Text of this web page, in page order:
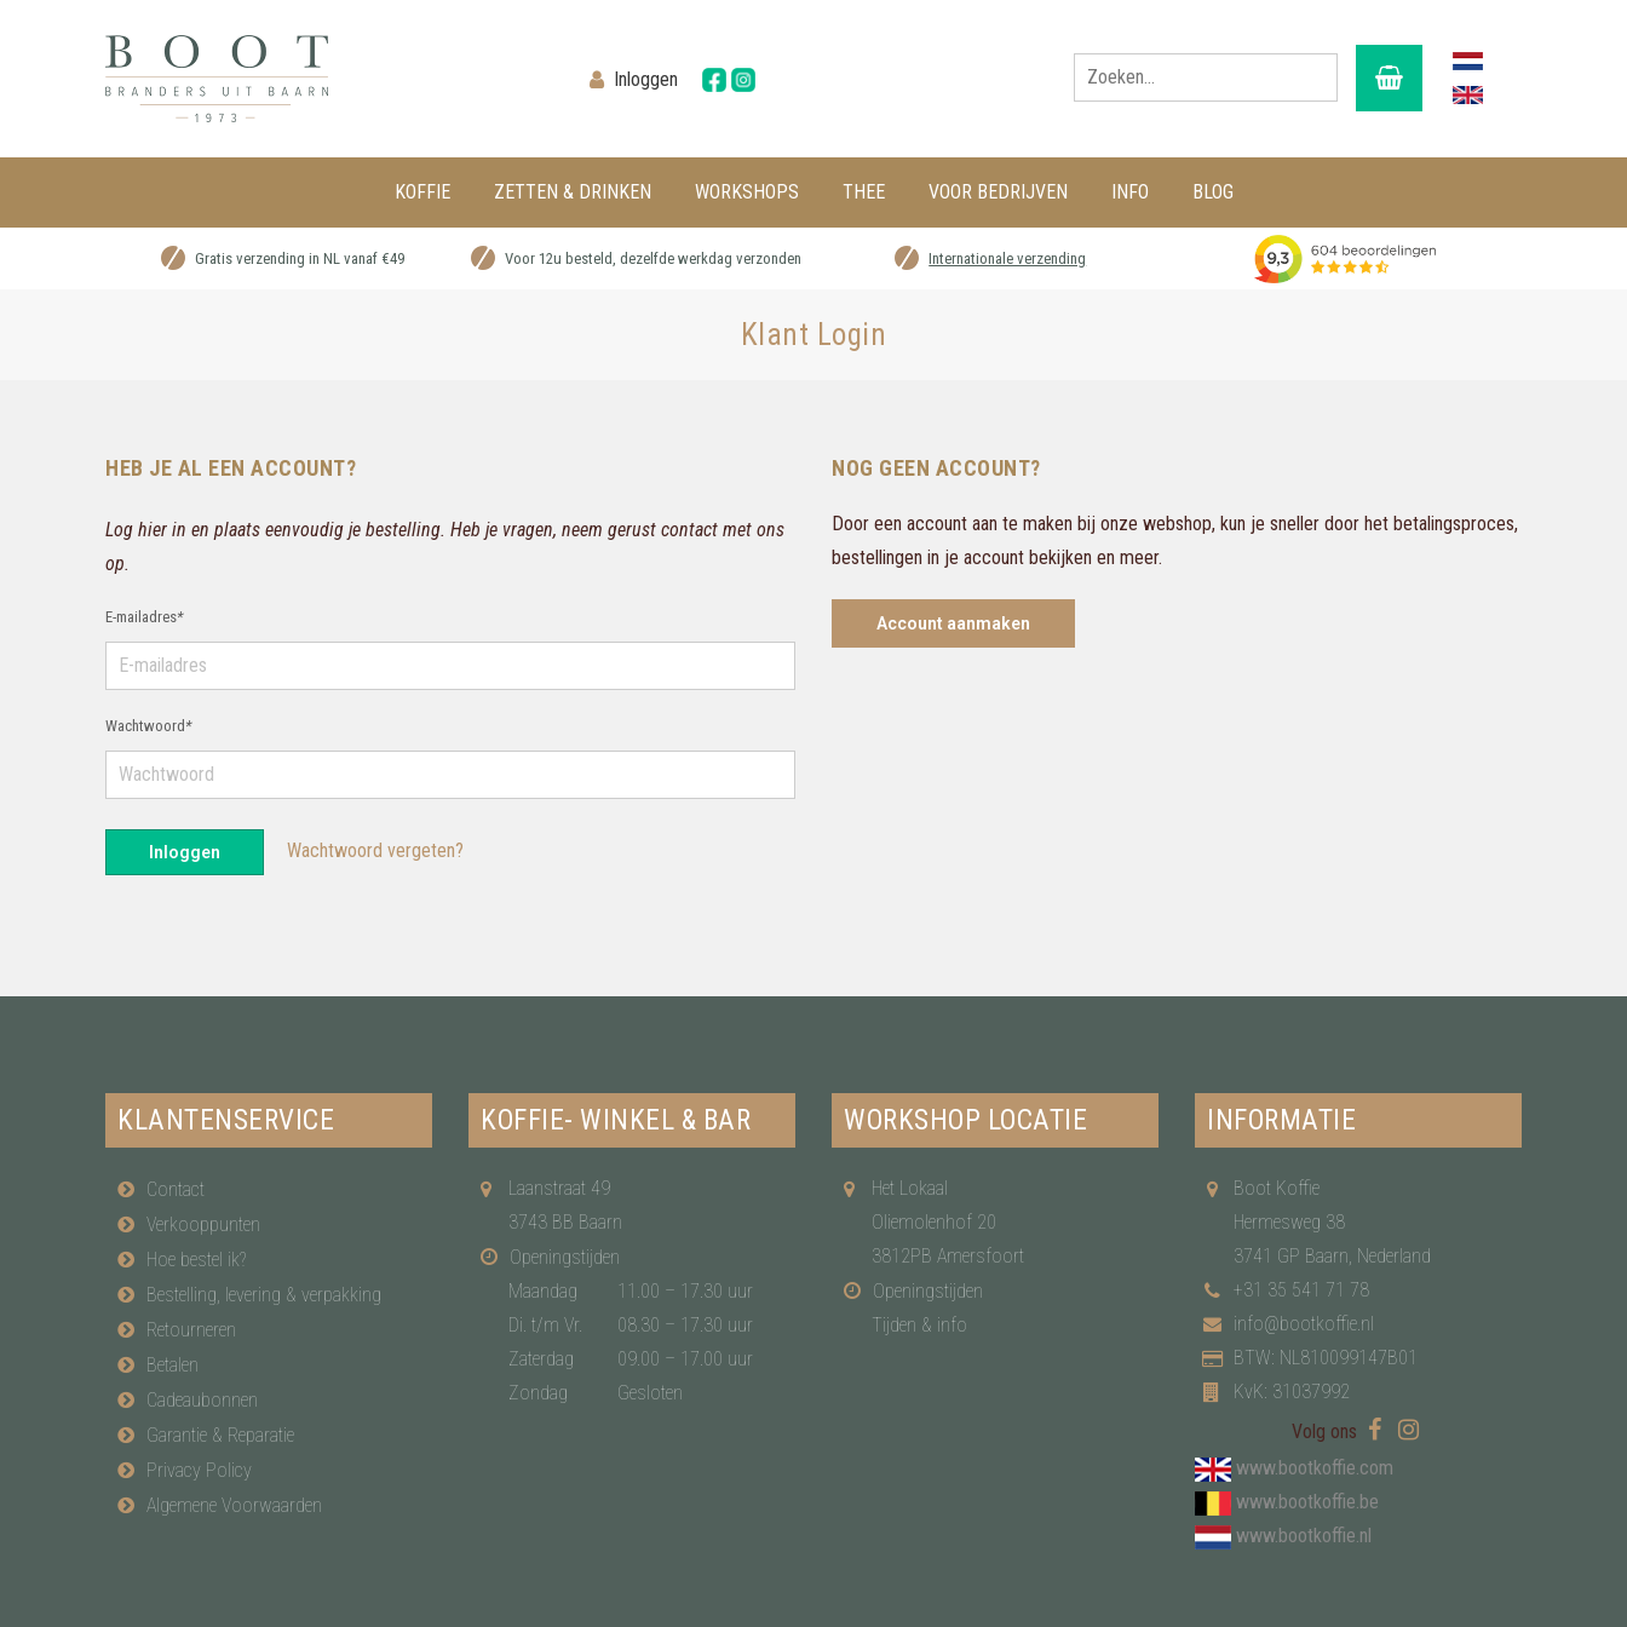
Inloggen
KOFFIE ZETTEN & DRINKEN WORKSHOPS THEE VOOR BEDRIJVEN INFO BLOG
Gratis verzending in NL vanaf €49 Voor 12u besteld, dezelfde werkdag verzonden Internationale verzending
Klant Login
HEB JE AL EEN ACCOUNT?
Log hier in en plaats eenvoudig je bestelling. Heb je vragen, neem gerust contact met ons
op.
E-mailadres*
Wachtwoord *
Inloggen Wachtwoord vergeten?
NOG GEEN ACCOUNT?
Door een account aan te maken bij onze webshop, kun je sneller door het betalingsproces,
bestellingen in je account bekijken en meer.
Account aanmaken
KLANTENSERVICE
Contact
Verkooppunten
Hoe bestel ik?
Bestelling, levering & verpakking
Retourneren
Betalen
Cadeaubonnen
Garantie & Reparatie
Privacy Policy
Algemene Voorwaarden
KOFFIE- WINKEL & BAR
Laanstraat 49
3743 BB Baarn
Openingstijden
Maandag
11.00 – 17.30 uur
Di. t/m Vr.
08.30 – 17.30 uur
Zaterdag
09.00 – 17.00 uur
Zondag
Gesloten
WORKSHOP LOCATIE
Het Lokaal
Oliemolenhof 20
3812PB Amersfoort
Openingstijden
Tijden & info
INFORMATIE
Boot Koffie
Hermesweg 38
3741 GP Baarn, Nederland
+31 35 541 71 78
info@bootkoffie.nl
BTW: NL810099147B01
KvK: 31037992
Volg ons
www.bootkoffie.com
www.bootkoffie.be
www.bootkoffie.nl